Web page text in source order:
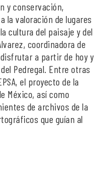
y conservación,
la valoración de lugares
cultura del paisaje y del
coordinadora de
disfrutar a partir de hoy y
Pedregal. Entre otras
el proyecto de la
México, así como
de archivos de la
que guían al